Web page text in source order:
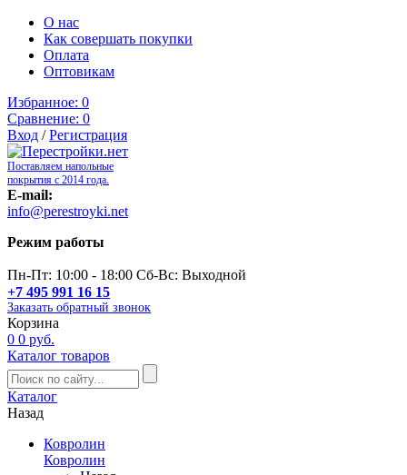
О нас
Как совершать покупки
Оплата
Оптовикам
Избранное: 0
Сравнение: 0
Вход /Регистрация
Поставляем напольные
покрытия с 2014 года.
E-mail:
info@perestroyki.net
Режим работы
Пн-Пт: 10:00 - 18:00 Сб-Вс: Выходной
+7 495 991 16 15
Заказать обратный звонок
Корзина
0 0 руб.
Каталог товаров
Каталог
Назад
Ковролин
Ковролин